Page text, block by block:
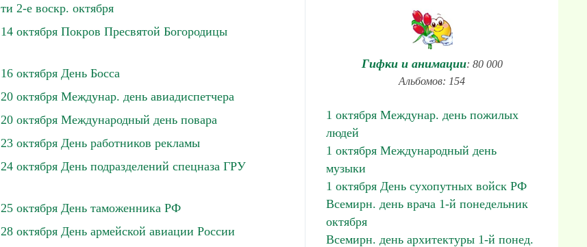
ти 2-е воскр. октября
14 октября Покров Пресвятой Богородицы
16 октября День Босса
20 октября Междунар. день авиадиспетчера
20 октября Международный день повара
23 октября День работников рекламы
24 октября День подразделений спецназа ГРУ
25 октября День таможенника РФ
28 октября День армейской авиации России
Гифки и анимации: 80 000
Альбомов: 154
1 октября Междунар. день пожилых
людей
1 октября Международный день
музыки
1 октября День сухопутных войск РФ
Всемирн. день врача 1-й понедельник
октября
Всемирн. день архитектуры 1-й понед.